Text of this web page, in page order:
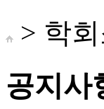
> 학
공지사